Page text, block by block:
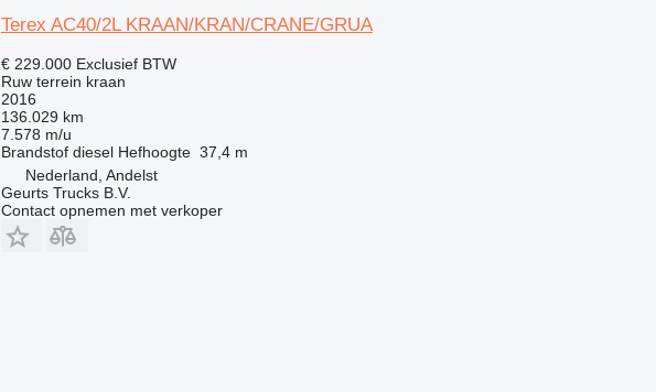
Terex AC40/2L KRAAN/KRAN/CRANE/GRUA
€ 229.000 Exclusief BTW
Ruw terrein kraan
2016
136.029 km
7.578 m/u
Brandstof diesel Hefhoogte 37,4 m
Nederland, Andelst
Geurts Trucks B.V.
Contact opnemen met verkoper